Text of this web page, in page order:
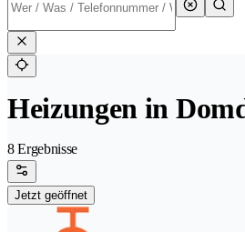
Heizungen in
8 Ergebnisse
Jetzt geöffnet